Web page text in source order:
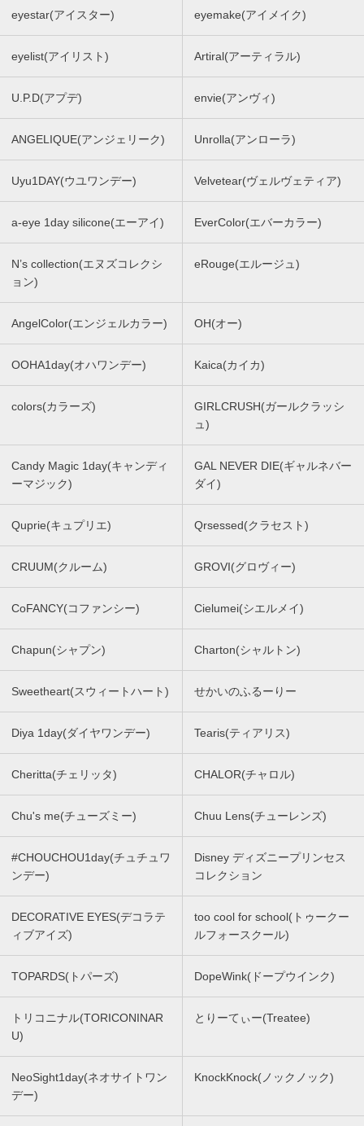
eyestar(アイスター) eyemake(アイメイク)
eyelist(アイリスト) Artiral(アーティラル)
U.P.D(アプデ) envie(アンヴィ)
ANGELIQUE(アンジェリーク) Unrolla(アンローラ)
Uyu1DAY(ウユワンデー) Velvetear(ヴェルヴェティア)
a-eye 1day silicone(エーアイ) EverColor(エバーカラー)
N’s collection(エヌズコレクシ
ョン)
eRouge(エルージュ)
AngelColor(エンジェルカラー) OH(オー)
OOHA1day(オハワンデー) Kaica(カイカ)
colors(カラーズ)
GIRLCRUSH(ガールクラッシ
ュ)
Candy Magic 1day(キャンディ
ーマジック)
GAL NEVER DIE(ギャルネバー
ダイ)
Quprie(キュプリエ) Qrsessed(クラセスト)
CRUUM(クルーム) GROVI(グロヴィー)
CoFANCY(コファンシー) Cielumei(シエルメイ)
Chapun(シャプン) Charton(シャルトン)
Sweetheart(スウィートハート) せかいのふるーりー
Diya 1day(ダイヤワンデー) Tearis(ティアリス)
Cheritta(チェリッタ) CHALOR(チャロル)
Chu's me(チューズミー) Chuu Lens(チューレンズ)
#CHOUCHOU1day(チュチュワ
ンデー)
Disney ディズニープリンセス
コレクション
DECORATIVE EYES(デコラテ
ィブアイズ)
too cool for school(トゥークー
ルフォースクール)
TOPARDS(トパーズ) DopeWink(ドープウインク)
トリコニナル(TORICONINAR
U)
とりーてぃー(Treatee)
NeoSight1day(ネオサイトワン
デー)
KnockKnock(ノックノック)